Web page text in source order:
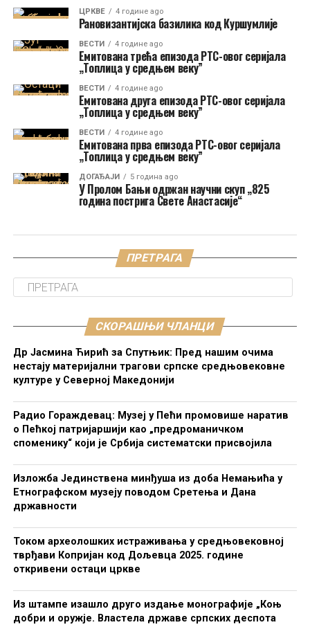
ЦРКВЕ 4 године ago
Рановизантијска базилика код Куршумлије
ВЕСТИ 4 године ago
Емитована трећа епизода РТС-овог серијала
„Топлица у средњем веку”
ВЕСТИ 4 године ago
Емитована друга епизода РТС-овог серијала
„Топлица у средњем веку”
ВЕСТИ 4 године ago
Емитована прва епизода РТС-овог серијала
„Топлица у средњем веку”
ДОГАЂАЈИ 5 година ago
У Пролом Бањи одржан научни скуп „825
година пострига Свете Анастасије“
ПРЕТРАГА
СКОРАШЊИ ЧЛАНЦИ
Др Јасмина Ћирић за Спутњик: Пред нашим очима
нестају материјални трагови српске средњовековне
културе у Северној Македонији
Радио Гораждевац: Музеј у Пећи промовише наратив
о Пећкој патријаршији као „предроманичком
споменику“ који је Србија систематски присвојила
Изложба Јединствена минђуша из доба Немањића у
Етнографском музеју поводом Сретења и Дана
државности
Током археолошких истраживања у средњовековној
тврђави Копријан код Дољевца 2025. године
откривени остаци цркве
Из штампе изашло друго издање монографије „Коњ
добри и оружје. Властела државе српских деспота